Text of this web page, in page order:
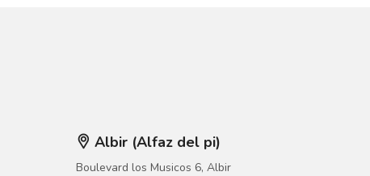
Albir (Alfaz del pi)
Boulevard los Musicos 6, Albir